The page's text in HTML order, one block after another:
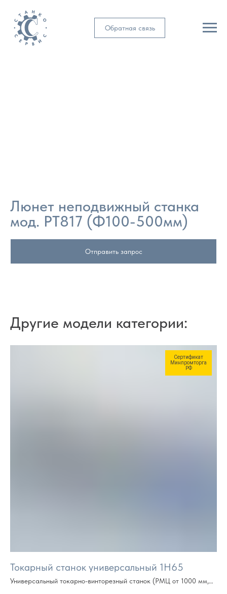
Обратная связь
Люнет неподвижный станка
мод. РТ817 (Ф100-500мм)
Отправить запрос
Другие модели категории:
Сертификат
Минпромторга
РФ
Токарный станок универсальный 1Н65
Универсальный токарно-винторезный станок (РМЦ от 1000 мм,